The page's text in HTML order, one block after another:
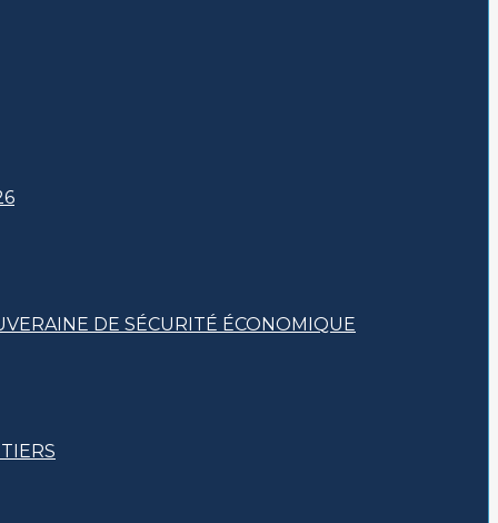
DE SÉCURITÉ ÉCONOMIQUE